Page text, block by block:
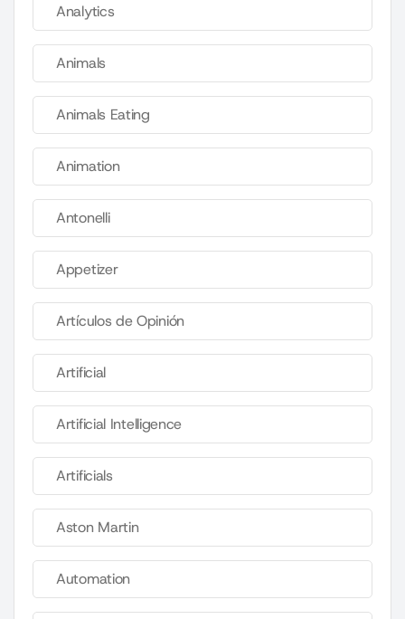
Analytics
Animals
Animals Eating
Animation
Antonelli
Appetizer
Artículos de Opinión
Artificial
Artificial Intelligence
Artificials
Aston Martin
Automation